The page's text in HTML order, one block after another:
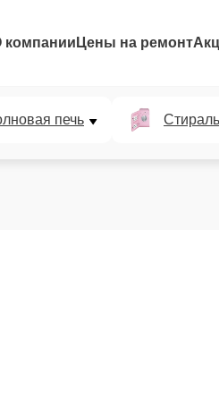
компании Цены на ремонт
печь